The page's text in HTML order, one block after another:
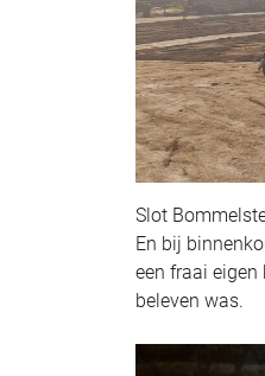
Slot
En bij
een fraai eigen
beleven was.